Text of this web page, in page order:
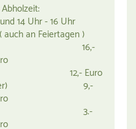
14 Uhr - 16 Uhr
an Feiertagen )
16,-
12,- Euro
9,-
3.-